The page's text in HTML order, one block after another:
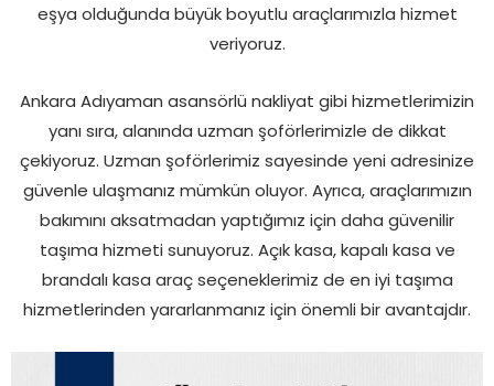
eşya olduğunda büyük boyutlu araçlarımızla hizmet
veriyoruz.
Ankara Adıyaman asansörlü nakliyat gibi hizmetlerimizin
yanı sıra, alanında uzman şoförlerimizle de dikkat
çekiyoruz. Uzman şoförlerimiz sayesinde yeni adresinize
güvenle ulaşmanız mümkün oluyor. Ayrıca, araçlarımızın
bakımını aksatmadan yaptığımız için daha güvenilir
taşıma hizmeti sunuyoruz. Açık kasa, kapalı kasa ve
brandalı kasa araç seçeneklerimiz de en iyi taşıma
hizmetlerinden yararlanmanız için önemli bir avantajdır.